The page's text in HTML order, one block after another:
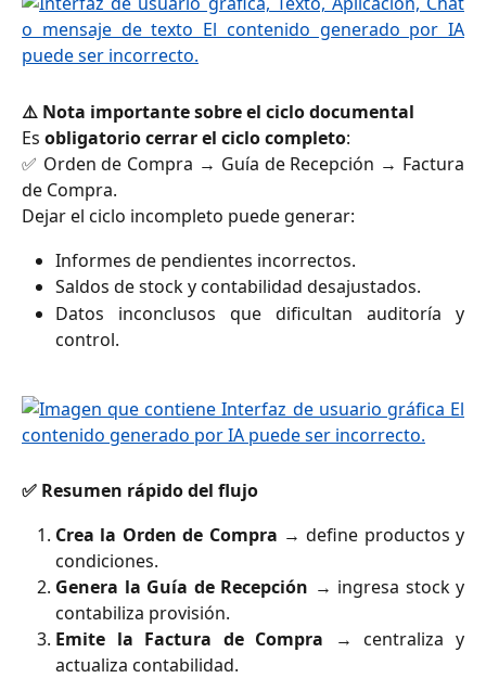
⚠️ Nota importante sobre el ciclo documental
Es obligatorio cerrar el ciclo completo:
✅ Orden de Compra → Guía de Recepción → Factura
de Compra.
Dejar el ciclo incompleto puede generar:
Informes de pendientes incorrectos.
Saldos de stock y contabilidad desajustados.
Datos inconclusos que dificultan auditoría y
control.
✅ Resumen rápido del flujo
Crea la Orden de Compra → define productos y
condiciones.
Genera la Guía de Recepción → ingresa stock y
contabiliza provisión.
Emite la Factura de Compra → centraliza y
actualiza contabilidad.